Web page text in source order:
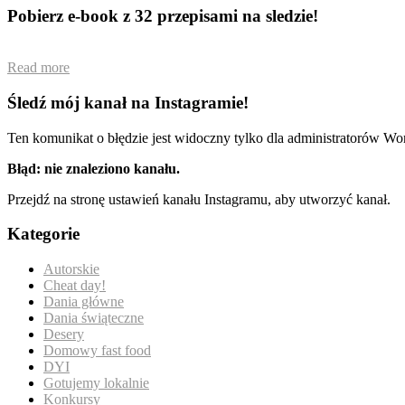
Pobierz e-book z 32 przepisami na sledzie!
Read more
Śledź mój kanał na Instagramie!
Ten komunikat o błędzie jest widoczny tylko dla administratorów
Błąd: nie znaleziono kanału.
Przejdź na stronę ustawień kanału Instagramu, aby utworzyć kanał.
Kategorie
Autorskie
Cheat day!
Dania główne
Dania świąteczne
Desery
Domowy fast food
DYI
Gotujemy lokalnie
Konkursy